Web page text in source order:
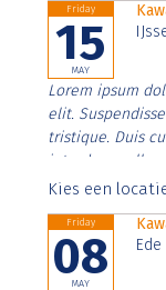
Friday
15
MAY
Lorem ipsum
elit.
tristique. Duis
interdum nulla,
Aenean
Kies een
Friday
08
MAY
Ede